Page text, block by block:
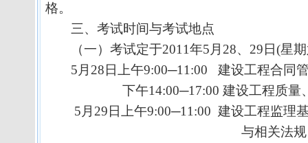
格。
三、考试时间与考试地点
（一）考试定于2011年5 月 28、 29 日(星
5 月 28 日 上午9:00─11:00
建设工程合同
下午14:00─17:00 建设工程质量
5 月 29 日 上午9:00─11:00 建设工程监理
与相关法规